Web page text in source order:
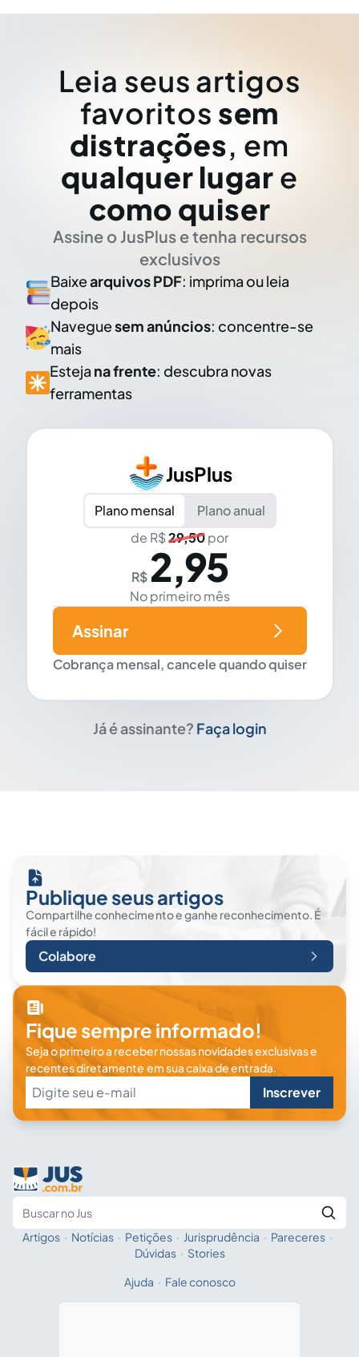
Leia seus artigos
favoritos sem
distrações, em
qualquer lugar e
como quiser
Assine o JusPlus e tenha recursos
exclusivos
Baixearquivos PDF: imprima ou leia
depois
Naveguesem anúncios: concentre-se
mais
Esteja na frente: descubra novas
ferramentas
JusPlus
Plano mensal
Plano anual
de R$29,50por
R$ 2,95
No primeiro mês
Cobrança mensal, cancele quando quiser
Assinar
Já é assinante? Faça login
Publique seus artigos
Compartilhe conhecimento e ganhe reconhecimento. É
fácil e rápido!
Colabore
Fique sempre informado!
Seja o primeiro a receber nossas novidades exclusivas e
recentes diretamente em sua caixa de entrada.
Inscrever
Fale com a IA
Artigos · Notícias · Petições · Jurisprudência · Pareceres ·
Dúvidas · Stories
Ajuda · Fale conosco